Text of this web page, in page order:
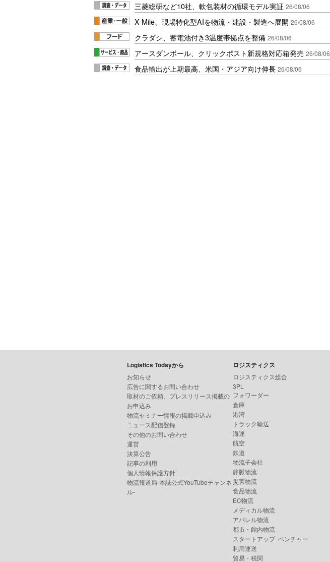
三菱総研など10社、軟包装材の循環モデル実証 26/08/06
X Mile、現場特化型AIを物流・建設・製造へ展開 26/08/06
クラダシ、蓄電池付き3温度帯拠点を整備 26/08/06
アースダンボール、クリックポスト新規格対応箱発売 26/08/06
食品輸出が上期最高、米国・アジア向け伸長 26/08/06
Logistics Todayから
お知らせ
広告に関するお問い合わせ
取材のご依頼、プレスリリース掲載の
お申込み
物流セミナー情報の掲載申込み
ニュース配信登録
その他のお問い合わせ
運営
決算公告
記事の利用
個人情報保護方針
物流報道局-本誌公式YouTubeチャンネ
ル-
ロジスティクス
ロジスティクス総合
3PL
フォワーダー
倉庫
港湾
トラック輸送
海運
航空
鉄道
物流子会社
静脈物流
災害物流
食品物流
EC物流
メディカル物流
アパレル物流
都市・館内物流
スタートアップ･ベンチャー
利用運送
貿易・税関